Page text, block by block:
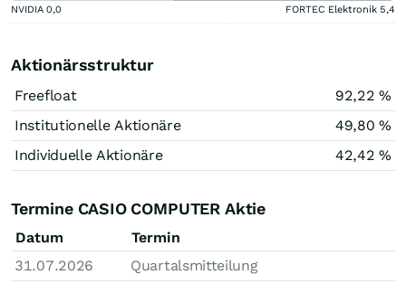
NVIDIA 0,0 FORTEC Elektronik 5,4
Aktionärsstruktur
Freefloat
92,22 %
Institutionelle Aktionäre
49,80 %
Individuelle Aktionäre
42,42 %
Termine CASIO COMPUTER Aktie
Datum
Termin
31.07.2026
Quartalsmitteilung